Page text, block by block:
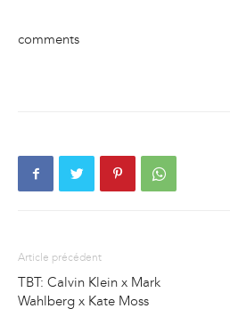
comments
Article précédent
TBT: Calvin Klein x Mark
Wahlberg x Kate Moss